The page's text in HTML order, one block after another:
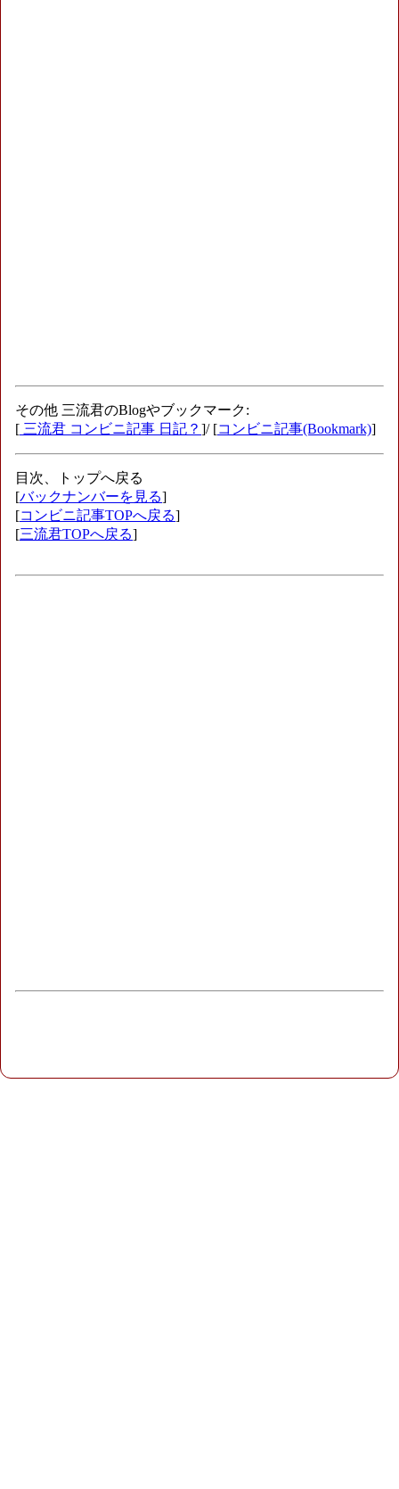
その他 三流君のBlogやブックマーク:
[ 三流君 コンビニ記事 日記？ ]/ [コンビニ記事(Bookmark)]
目次、トップへ戻る
[バックナンバーを見る]
[コンビニ記事TOPへ戻る]
[三流君TOPへ戻る]